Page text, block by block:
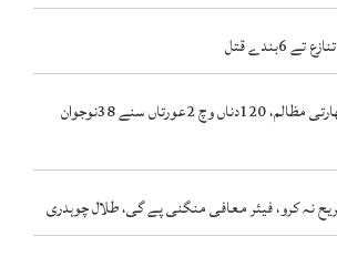
قتل
مقبوضہ کشمیر وچ بھارتی مظالم، 120دناں وچ 2عورتاں سنے 38نوجوان
نہ کرو، فیئر معافی منگنی پے گی، طلال چوہدری